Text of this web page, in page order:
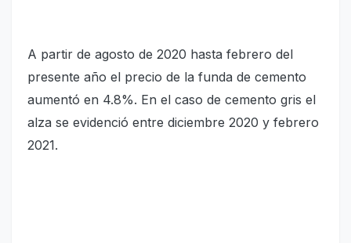
A partir de agosto de 2020 hasta febrero del
presente año el precio de la funda de cemento
aumentó en 4.8%. En el caso de cemento gris el
alza se evidenció entre diciembre 2020 y febrero
2021.